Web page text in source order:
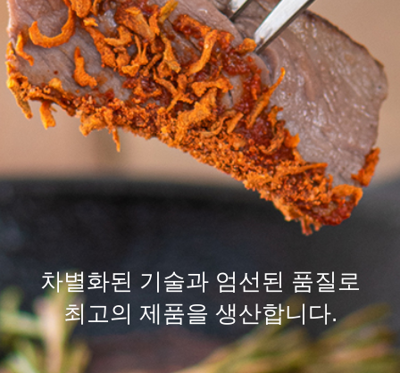
차별화된 기술과 엄선된 품질 로
최고의 제품을 생산합니다.